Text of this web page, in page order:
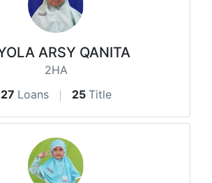
ARSY QANITA
2HA
27 Loans 25 Title